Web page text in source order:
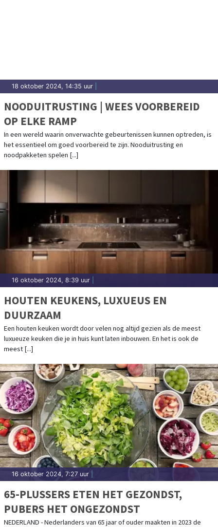
18 oktober 2024, 14:35 uur
NOODUITRUSTING | WEES VOORBEREID
OP ELKE RAMP
In een wereld waarin onverwachte gebeurtenissen kunnen optreden, is
het essentieel om goed voorbereid te zijn. Nooduitrusting en
noodpakketen spelen [...]
16 oktober 2024, 8:39 uur
HOUTEN KEUKENS, LUXUEUS EN
DUURZAAM
Een houten keuken wordt door velen nog altijd gezien als de meest
luxueuze keuken die je in huis kunt laten inbouwen. En het is ook de
meest [...]
16 oktober 2024, 7:27 uur
65-PLUSSERS ETEN HET GEZONDST,
PUBERS HET ONGEZONDST
NEDERLAND - Nederlanders van 65 jaar of ouder maakten in 2023 de